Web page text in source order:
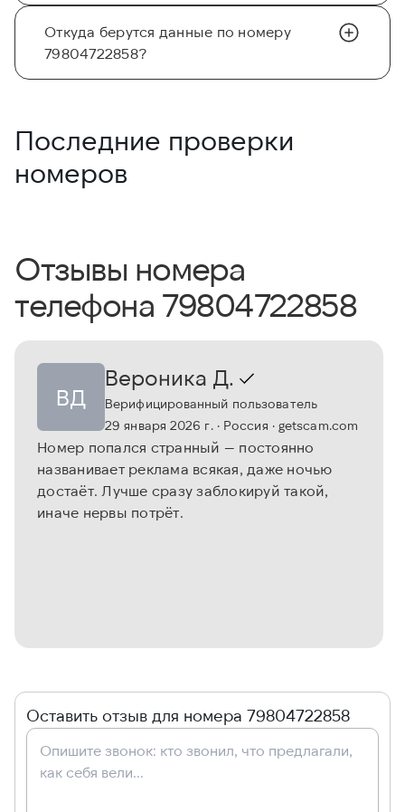
Откуда берутся данные по номеру
79804722858?
Последние проверки
номеров
Отзывы номера
телефона 79804722858
ВД
Вероника Д.
Верифицированный пользователь
29 января 2026 г.· Россия · getscam.com
Номер попался странный — постоянно
названивает реклама всякая, даже ночью
достаёт. Лучше сразу заблокируй такой,
иначе нервы потрёт.
Оставить отзыв для номера 79804722858